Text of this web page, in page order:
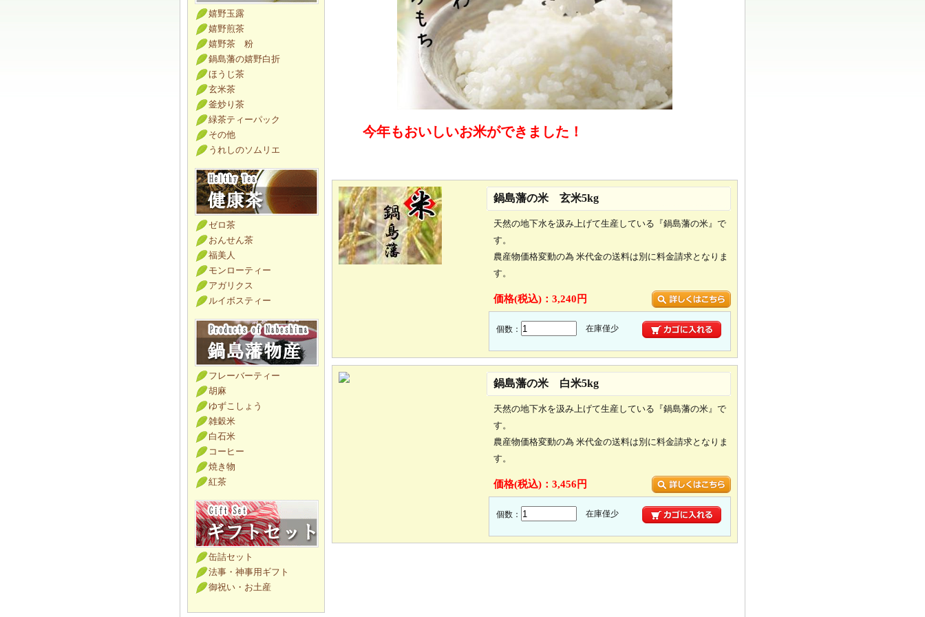
嬉野玉露
嬉野煎茶
嬉野茶 粉
鍋島藩の嬉野白折
ほうじ茶
玄米茶
釜炒り茶
緑茶ティーパック
その他
うれしのソムリエ
ゼロ茶
おんせん茶
福美人
モンローティー
アガリクス
ルイボスティー
フレーバーティー
胡麻
ゆずこしょう
雑穀米
白石米
コーヒー
焼き物
紅茶
缶詰セット
法事・神事用ギフト
御祝い・お土産
今年もおいしいお米ができました！
鍋島藩の米 玄米5kg
天然の地下水を汲み上げて生産している『鍋島藩の米』で
す。
農産物価格変動の為 米代金の送料は別に料金請求となりま
す。
価格(税込)： 3,240円
個数： 在庫僅少
鍋島藩の米 白米5kg
天然の地下水を汲み上げて生産している『鍋島藩の米』で
す。
農産物価格変動の為 米代金の送料は別に料金請求となりま
す。
価格(税込)： 3,456円
個数： 在庫僅少